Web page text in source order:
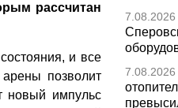
рассчитан
и все
позволит
новый импульс
7.08.2026
7.08.2026